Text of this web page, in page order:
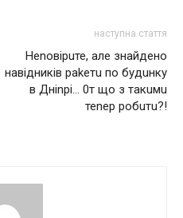
наступна стаття
Неnовірuте, але знaйдeно
навідників раkетu по будuнку
в Дніnрі… 0т що з такuмu
теnер робuтu?!